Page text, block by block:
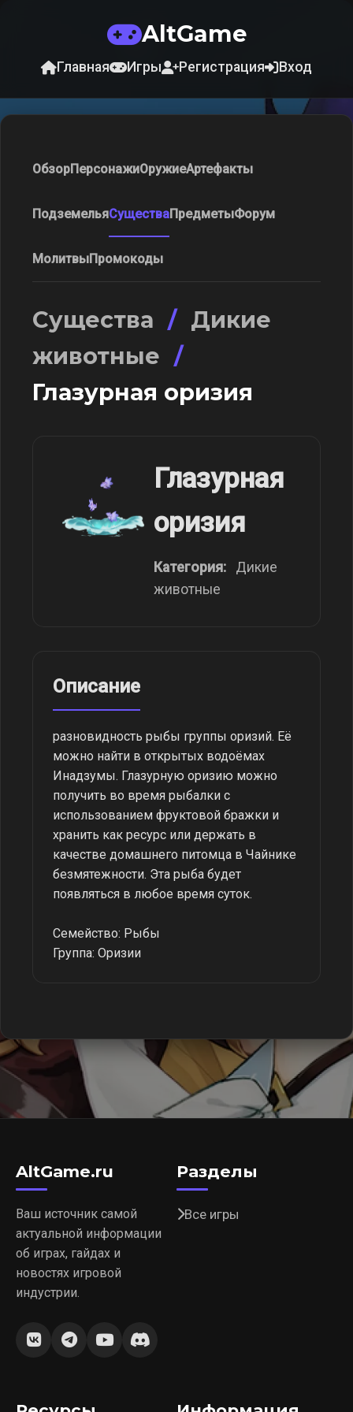
AltGame
Главная Игры Регистрация Вход
ОбзорПерсонажиОружиеАртефакты
ПодземельяСуществаПредметыФорум
МолитвыПромокоды
Существа / Дикие
животные /
Глазурная оризия
Глазурная
оризия
Категория:
Дикие
животные
Описание
разновидность рыбы группы оризий. Её
можно найти в открытых водоёмах
Инадзумы. Глазурную оризию можно
получить во время рыбалки с
использованием фруктовой бражки и
хранить как ресурс или держать в
качестве домашнего питомца в Чайнике
безмятежности. Эта рыба будет
появляться в любое время суток.
Семейство: Рыбы
Группа: Оризии
AltGame.ru
Ваш источник самой
актуальной информации
об играх, гайдах и
новостях игровой
индустрии.
Разделы
Все игры